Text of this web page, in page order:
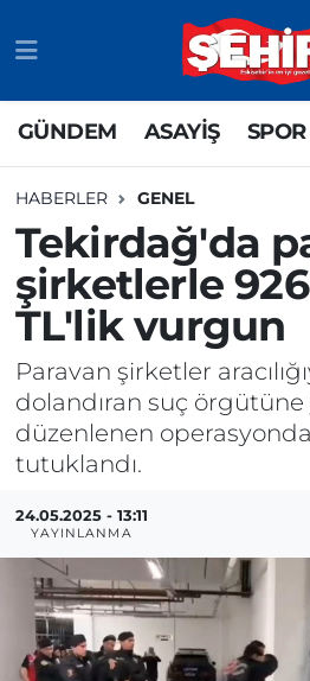
GÜNDEM ASAYİŞ SPOR
HABERLER GENEL
Tekirdağ'da
şirketlerle
TL'lik vurgun
Paravan şirketler
dolandıran suç
düzenlenen
tutuklandı.
24.05.2025 - 13:11
YAYINLANMA
SPOR
EKONOMİ
SİYASET
RESMİ İLAN
SİYASET
SPOR
EKONOMİ
EĞİTİM
SAĞLIK
TEKNOLOJİ
BÖLGE
YAŞAM
Odunpazarı Nöbetçi
Odunpazarı Hava
Odunpazarı Trafik
TFF 3.Lig 4.Grup Puan
Tüm Manşetler
Son Dakika Haberleri
Haber Arşivi